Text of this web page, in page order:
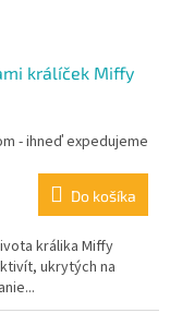
králíček Miffy
- ihneď expedujeme
Do košíka
králika Miffy
ukrytých na